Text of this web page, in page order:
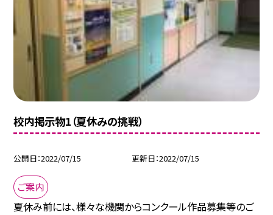
校内掲示物1（夏休みの挑戦）
公開日 2022/07/15 更新日 2022/07/15
ご案内
夏休み前には、様々な機関からコンクール作品募集等のご